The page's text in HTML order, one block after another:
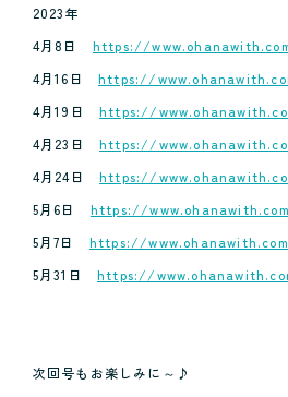
2023年
4月8日 https://
4月16日https://
4月19日https://
4月23日https://
4月24日https://
5月6日 https://
5月7日 https://
5月31日https://
次回号もお楽しみに～♪